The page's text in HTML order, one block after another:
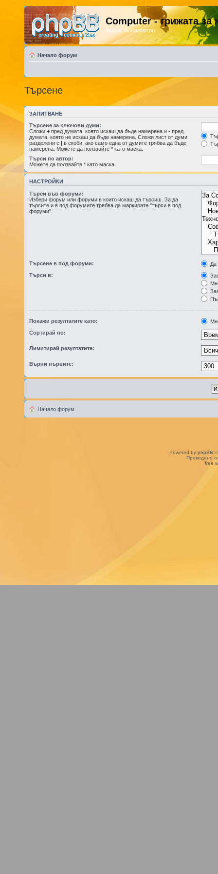
Computer - грижата
Форум за компютри
Начало форум
Търсене
ЗАПИТВАНЕ
Търсене за ключови думи:
Сложи +пред думата, която искаш да бъде намерена и -пред
думата, която не искаш да бъде намерена. Сложи лист от думи
разделени с |в скоби, ако само една от думите трябва да бъде
намерена. Можете да ползвайте * като маска.
Търси по автор:
Можете да ползвайте * като маска.
НАСТРОЙКИ
Търси във форуми:
Избери форум или форуми в които искаш да търсиш. За да
търсите и в под форумите трябва да маркирате "търси в под
форуми".
Търсене в под форуми:
Да
Търси в:
Покажи резултатите като:
Сортирай по:
Лимитирай резултатите:
Върни първите:
Начало форум
Powered by phpBB
Преведено
free